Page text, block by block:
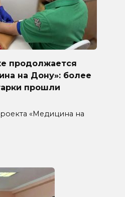
продолжается
на Дону»: более
прошли
«Медицина на